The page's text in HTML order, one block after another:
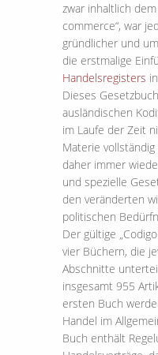
zwar inhaltlich
commerce“, war
gründlicher und
die erstmalige
Handelsregisters
Dieses
ausländischen
im Laufe der Zeit
Materie
daher immer
und spezielle
den veränderten
politischen
Der gültige
vier Büchern, die
Abschnitte
insgesamt 955
ersten Buch
Handel im
Buch enthält